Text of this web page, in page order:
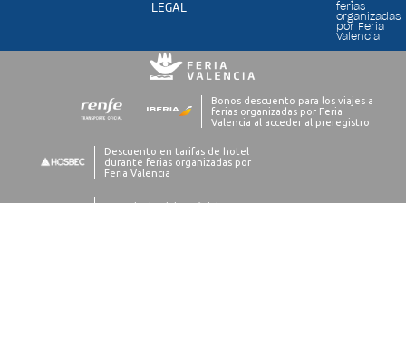
LEGAL
ferias
organizadas
por Feria
Valencia